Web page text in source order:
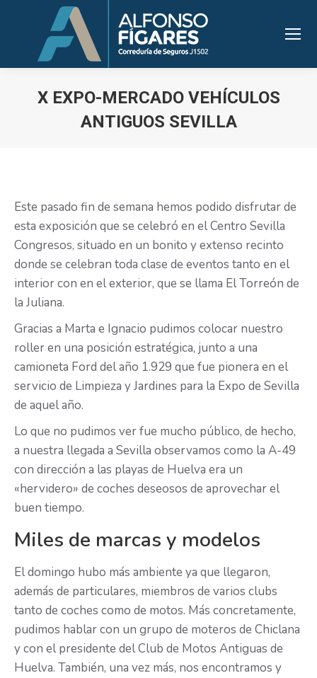
X EXPO-MERCADO VEHÍCULOS
ANTIGUOS SEVILLA
Este pasado fin de semana hemos podido disfrutar de
esta exposición que se celebró en el Centro Sevilla
Congresos, situado en un bonito y extenso recinto
donde se celebran toda clase de eventos tanto en el
interior con en el exterior, que se llama El Torreón de
la Juliana.
Gracias a Marta e Ignacio pudimos colocar nuestro
roller en una posición estratégica, junto a una
camioneta Ford del año 1.929 que fue pionera en el
servicio de Limpieza y Jardines para la Expo de Sevilla
de aquel año.
Lo que no pudimos ver fue mucho público, de hecho,
a nuestra llegada a Sevilla observamos como la A-49
con dirección a las playas de Huelva era un
«hervidero» de coches deseosos de aprovechar el
buen tiempo.
Miles de marcas y modelos
El domingo hubo más ambiente ya que llegaron,
además de particulares, miembros de varios clubs
tanto de coches como de motos. Más concretamente,
pudimos hablar con un grupo de moteros de Chiclana
y con el presidente del Club de Motos Antiguas de
Huelva. También, una vez más, nos encontramos y